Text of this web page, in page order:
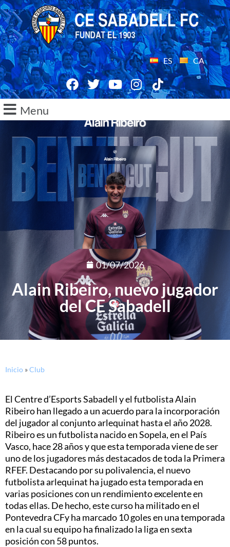
ES CA
Menu
01/07/2026
Alain Ribeiro, nuevo jugador
del CE Sabadell
Inicio »Club
El Centre d’Esports Sabadell y el futbolista Alain
Ribeiro han llegado a un acuerdo para la incorporación
del jugador al conjunto arlequinat hasta el año 2028.
Ribeiro es un futbolista nacido en Sopela, en el País
Vasco, hace 28 años y que esta temporada viene de ser
uno de los jugadores más destacados de toda la Primera
RFEF. Destacando por su polivalencia, el nuevo
futbolista arlequinat ha jugado esta temporada en
varias posiciones con un rendimiento excelente en
todas ellas. De hecho, este curso ha militado en el
Pontevedra CFy ha marcado 10 goles en una temporada
en la cual su equipo ha finalizado la liga en sexta
posición con 58 puntos.